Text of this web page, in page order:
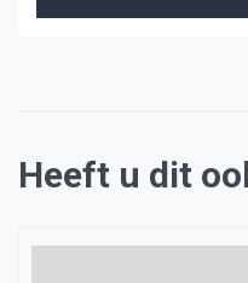
Heeft u dit